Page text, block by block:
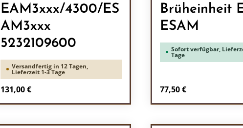
EAM3xxx/4300/ES
AM3xxx
5232109600
Versandfertig in 12 Tagen,
Lieferzeit 1-3 Tage
Regulärer Preis:
131,00 €
Brüheinheit
ESAM
Sofort verfügbar,
Tage
Regulärer Preis:
77,50 €